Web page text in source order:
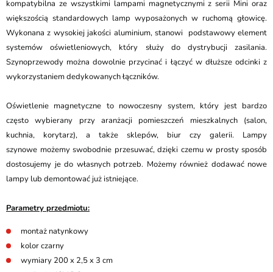
kompatybilna ze wszystkimi lampami magnetycznymi z serii Mini oraz
większością standardowych lamp wyposażonych w ruchomą głowicę.
Wykonana z wysokiej jakości aluminium, stanowi podstawowy element
systemów oświetleniowych, który służy do dystrybucji zasilania.
Szynoprzewody można dowolnie przycinać i łączyć w dłuższe odcinki z
wykorzystaniem dedykowanych łączników.
Oświetlenie magnetyczne to nowoczesny system, który jest bardzo
często wybierany przy aranżacji pomieszczeń mieszkalnych (salon,
kuchnia, korytarz), a także sklepów, biur czy galerii. Lampy
szynowe możemy swobodnie przesuwać, dzięki czemu w prosty sposób
dostosujemy je do własnych potrzeb. Możemy również dodawać nowe
lampy lub demontować już istniejące.
Parametry przedmiotu:
montaż natynkowy
kolor czarny
wymiary 200 x 2,5 x 3 cm